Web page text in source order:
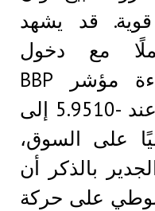
قد يشهد
مع دخول
المشترين. تشير قراءة مؤشر BBP
لشركة MYX Finance عند -5.9510 إلى
على السوق،
بالذكر أن
على حركة